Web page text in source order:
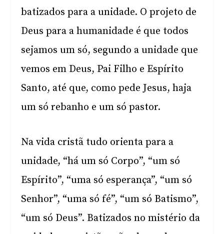
batizados para a unidade. O projeto de
Deus para a humanidade é que todos
sejamos um só, segundo a unidade que
vemos em Deus, Pai Filho e Espírito
Santo, até que, como pede Jesus, haja
um só rebanho e um só pastor.
Na vida cristã tudo orienta para a
unidade, “há um só Corpo”, “um só
Espírito”, “uma só esperança”, “um só
Senhor”, “uma só fé”, “um só Batismo”,
“um só Deus”. Batizados no mistério da